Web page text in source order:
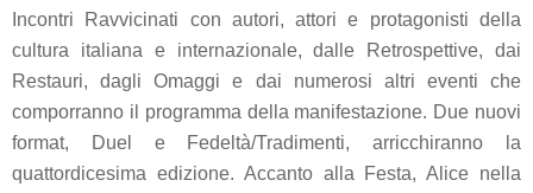
Incontri Ravvicinati con autori, attori e protagonisti della
cultura italiana e internazionale, dalle Retrospettive, dai
Restauri, dagli Omaggi e dai numerosi altri eventi che
comporranno il programma della manifestazione. Due nuovi
format, Duel e Fedeltà/Tradimenti, arricchiranno la
quattordicesima edizione. Accanto alla Festa, Alice nella